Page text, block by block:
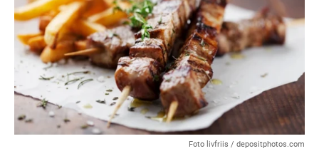
Foto livfriis / depositphotos.com